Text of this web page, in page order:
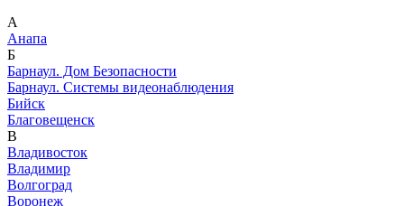
А
Анапа
Б
Барнаул. Дом Безопасности
Барнаул. Системы видеонаблюдения
Бийск
Благовещенск
В
Владивосток
Владимир
Волгоград
Воронеж